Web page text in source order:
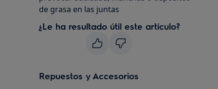
de grasa en las juntas
¿Le ha resultado útil este artículo?
Repuestos y Accesorios